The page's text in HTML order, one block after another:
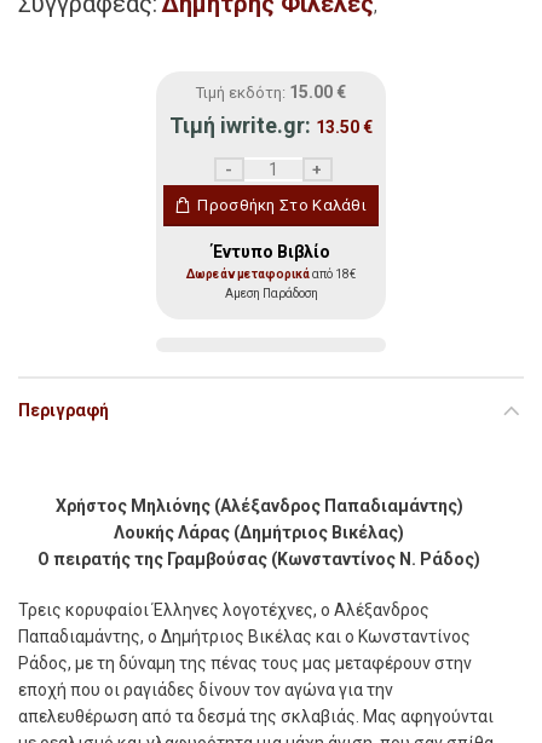
,
Τιμή εκδότη: 15.00 €
Τιμή iwrite.gr: 13.50€
Προσθήκη Στο Καλάθι
Έντυπο Βιβλίο
Δωρεάν μεταφορικάαπό 18€
Αμεση Παράδοση
Περιγραφή
Χρήστος Μηλιόνης (Αλέξανδρος Παπαδιαμάντης)
Λουκής Λάρας (Δημήτριος Βικέλας)
Ο πειρατής της Γραμβούσας (Κωνσταντίνος Ν. Ράδος)
Τρεις κορυφαίοι Έλληνες λογοτέχνες, ο Αλέξανδρος
Παπαδιαμάντης, ο Δημήτριος Βικέλας και ο Κωνσταντίνος
Ράδος, με τη δύναμη της πένας τους μας μεταφέρουν στην
εποχή που οι ραγιάδες δίνουν τον αγώνα για την
απελευθέρωση από τα δεσμά της σκλαβιάς. Μας αφηγούνται